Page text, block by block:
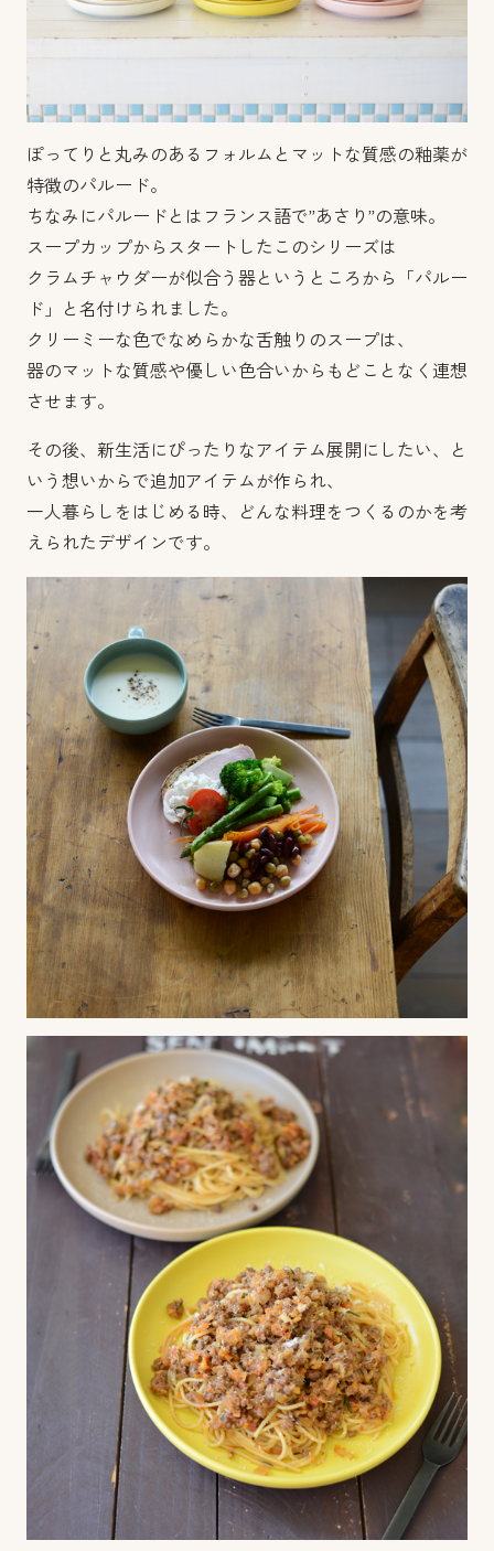
ぽってりと丸みのあるフォルムとマットな質感の釉薬が
特徴のパルード。
ちなみにパルードとはフランス語で”あさり”の意味。
スープカップからスタートしたこのシリーズは
クラムチャウダーが似合う器というところから「パルー
ド」と名付けられました。
クリーミーな色でなめらかな舌触りのスープは、
器のマットな質感や優しい色合いからもどことなく連想
させます。
その後、新生活にぴったりなアイテム展開にしたい、と
いう想いからで追加アイテムが作られ、
一人暮らしをはじめる時、どんな料理をつくるのかを考
えられたデザインです。